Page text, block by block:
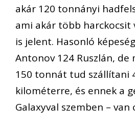
akár 120 tonnányi
ami akár több
is jelent. Hasonló
Antonov 124 Ruszlán,
150 tonnát tud szállítani
kilométerre, és ennek a
Galaxyval szemben – van